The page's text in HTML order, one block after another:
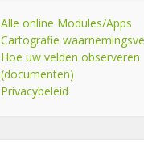
Alle online Modules/Apps
Cartografie
Hoe uw velden observeren
(documenten)
Privacybeleid